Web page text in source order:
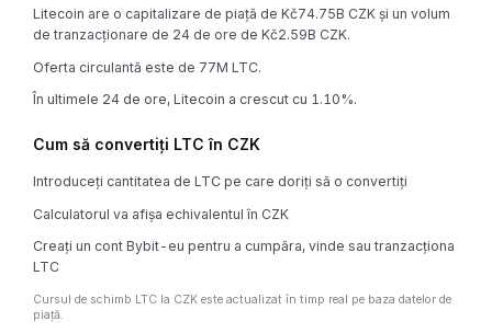
Litecoin are o capitalizare de piață de Kč74.75B CZK și un volum
de tranzacționare de 24 de ore de Kč2.59B CZK.
Oferta circulantă este de 77M LTC.
În ultimele 24 de ore, Litecoin a crescut cu 1.10%.
Cum să convertiți LTC în CZK
Introduceți cantitatea de LTC pe care doriți să o convertiți
Calculatorul va afișa echivalentul în CZK
Creați un cont Bybit-eu pentru a cumpăra, vinde sau tranzacționa
LTC
Cursul de schimb LTC la CZK este actualizat în timp real pe baza datelor de
piață.